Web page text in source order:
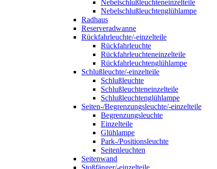
Nebelschlußleuchteneinzelteile
Nebelschlußleuchtenglühlampe
Radhaus
Reserveradwanne
Rückfahrleuchte/-einzelteile
Rückfahrleuchte
Rückfahrleuchteneinzelteile
Rückfahrleuchtenglühlampe
Schlußleuchte/-einzelteile
Schlußleuchte
Schlußleuchteneinzelteile
Schlußleuchtenglühlampe
Seiten-/Begrenzungsleuchte/-einzelteile
Begrenzungsleuchte
Einzelteile
Glühlampe
Park-/Positionsleuchte
Seitenleuchten
Seitenwand
Stoßfänger/-einzelteile